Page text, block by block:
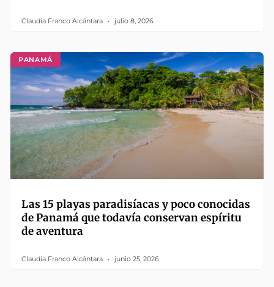
Claudia Franco Alcántara julio 8, 2026
PANAMÁ
Las 15 playas paradisíacas y poco conocidas
de Panamá que todavía conservan espíritu
de aventura
Claudia Franco Alcántara junio 25, 2026